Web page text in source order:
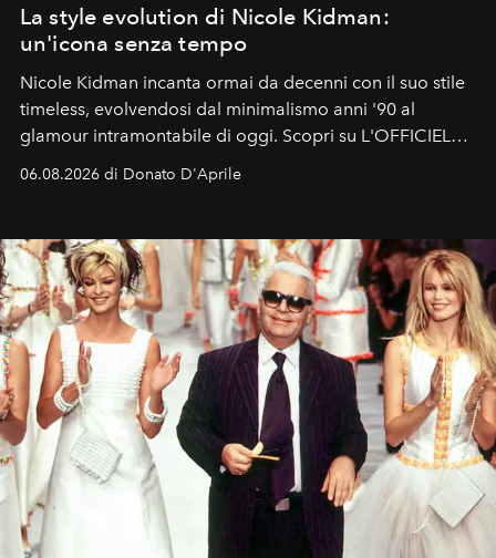
La style evolution di Nicole Kidman:
un'icona senza tempo
Nicole Kidman incanta ormai da decenni con il suo stile
timeless, evolvendosi dal minimalismo anni '90 al
glamour intramontabile di oggi. Scopri su L'OFFICIEL
06.08.2026 di Donato D'Aprile